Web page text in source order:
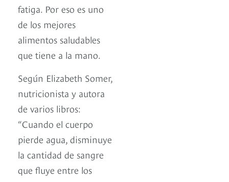
fatiga. Por eso es uno
de los mejores
alimentos saludables
que tiene a la mano.
Según Elizabeth Somer,
nutricionista y autora
de varios libros:
“Cuando el cuerpo
pierde agua, disminuye
la cantidad de sangre
que fluye entre los